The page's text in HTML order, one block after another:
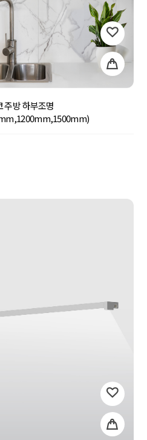
주방 하부조명